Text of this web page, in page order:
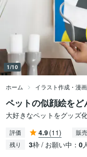
1/10
ホーム イラスト作成・漫
ペットの似顔絵を
大好きなペットをグッズ
評価 4.9(11) 販
残り 3枠 / お願い中： 0